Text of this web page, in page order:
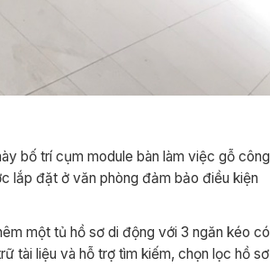
bố trí cụm module bàn làm việc gỗ công
lắp đặt ở văn phòng đảm bảo điều kiện
một tủ hồ sơ di động với 3 ngăn kéo có
tài liệu và hỗ trợ tìm kiếm, chọn lọc hồ sơ